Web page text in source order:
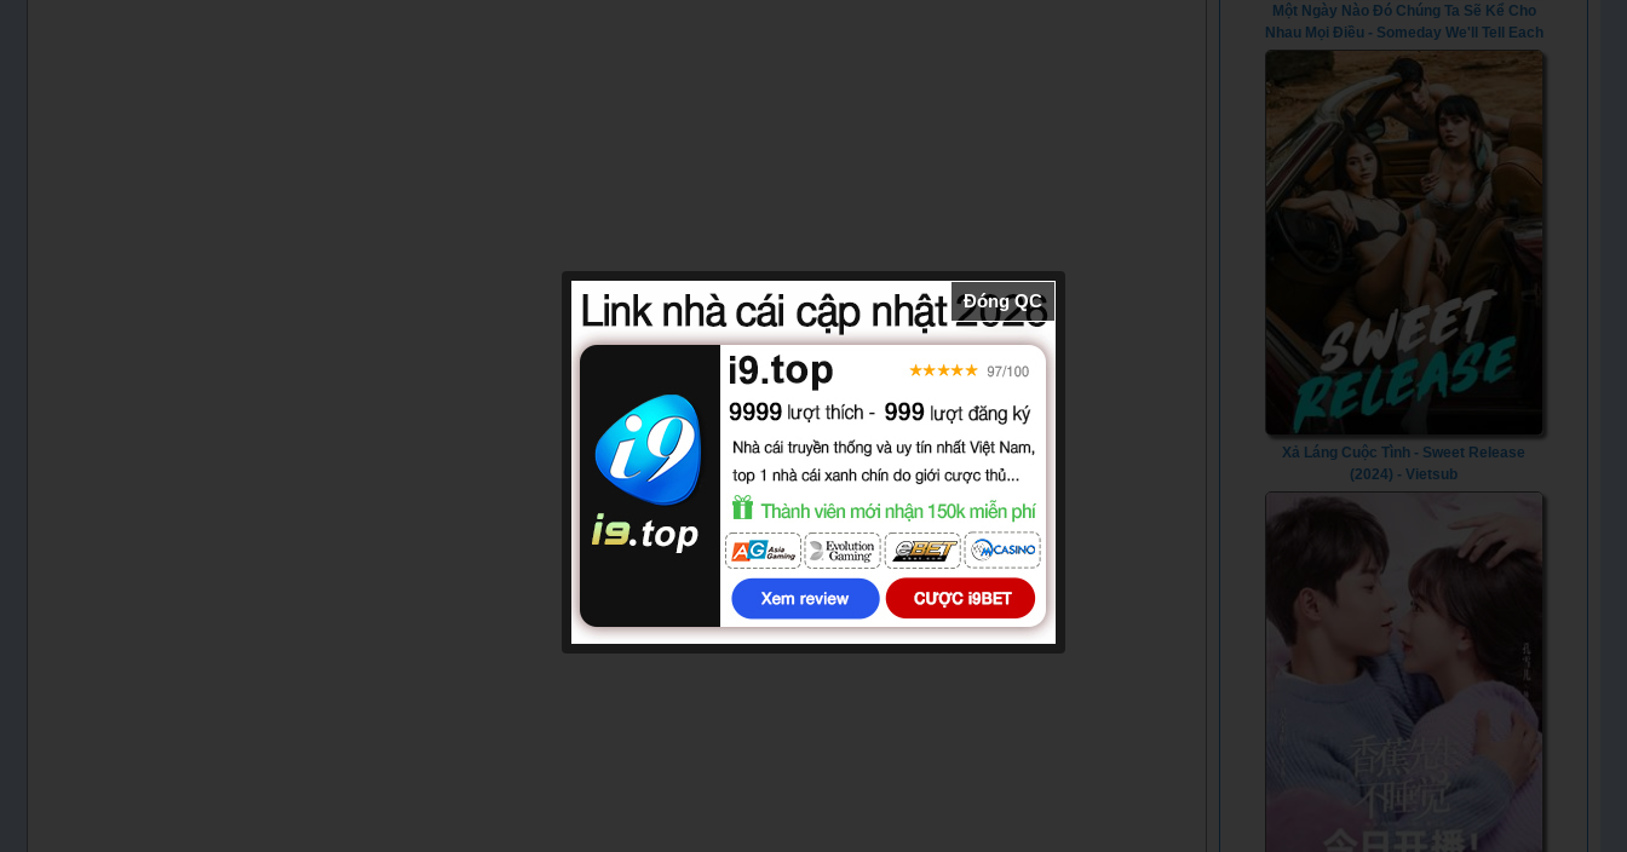
Một Ngày Nào Đó Chúng Ta Sẽ Kể Cho
Nhau Mọi Điều - Someday We'll Tell Each
Other Everything (2023) - Vietsub
Xả Láng Cuộc Tình - Sweet Release
(2024) - Vietsub
Đóng QC